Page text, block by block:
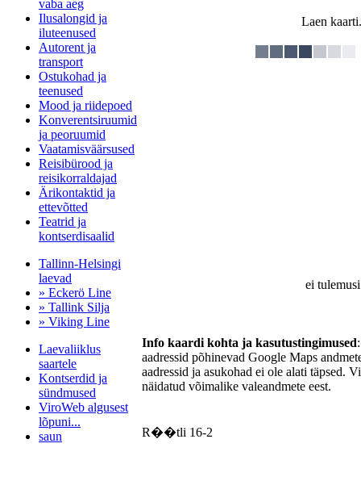
vaba aeg
Ilusalongid ja
iluteenused
Autorent ja
transport
Ostukohad ja
teenused
Mood ja riidepoed
Konverentsiruumid
ja peoruumid
Vaatamisväärsused
Reisibürood ja
reisikorraldajad
Ärikontaktid ja
ettevõtted
Teatrid ja
kontserdisaalid
Tallinn-Helsingi
laevad
» Eckerö Line
» Tallink Silja
» Viking Line
Laevaliiklus
saartele
Kontserdid ja
sündmused
ViroWeb algusest
lõpuni...
saun
Laen
ei
Info kaardi kohta ja kasutustingimused
aadressid põhinevad Google Maps
aadressid ja asukohad ei ole alati täpsed.
näidatud võimalike valeandmete eest.
R��tli 16-2